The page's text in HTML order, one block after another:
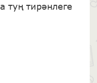
туң тирәнлеге